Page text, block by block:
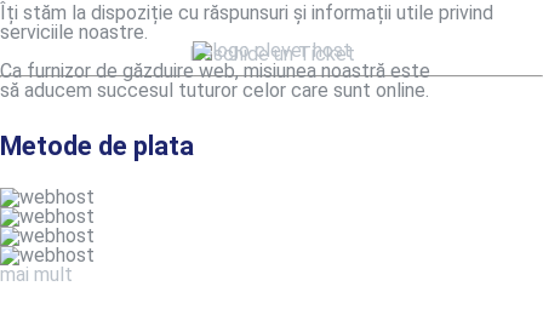
Îți stăm la dispoziție cu răspunsuri și informații utile privind
serviciile noastre.
Deschide un Ticket
Ca furnizor de găzduire web, misiunea noastră este
să aducem succesul tuturor celor care sunt online.
Metode de plata
mai mult